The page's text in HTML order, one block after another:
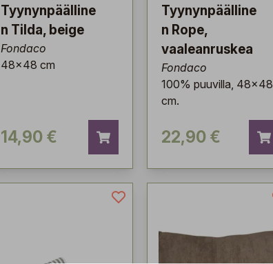
Tyynynpäälline
n Tilda, beige
Fondaco
48x48 cm
14,90 €
Tyynynpäälline
n Rope,
vaaleanruskea
Fondaco
100% puuvilla, 48x48
cm.
22,90 €